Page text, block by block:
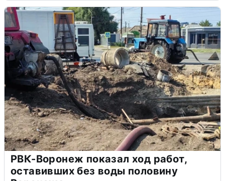
РВК-Воронеж показал ход работ,
оставивших без воды половину